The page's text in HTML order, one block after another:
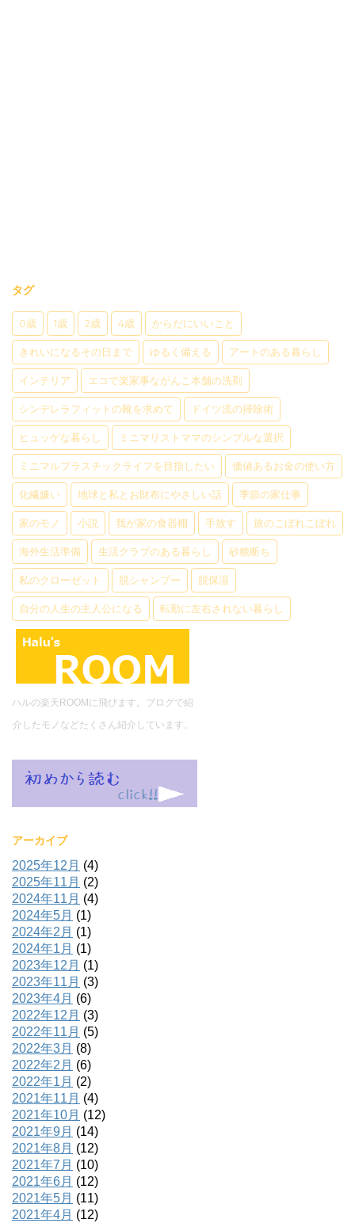
タグ
0歳 1歳 2歳 4歳 からだにいいこと
きれいになるその日まで ゆるく備える アートのある暮らし
インテリア エコで楽家事ながんこ本舗の洗剤
シンデレラフィットの靴を求めて ドイツ流の掃除術
ヒュッゲな暮らし ミニマリストママのシンプルな選択
ミニマルプラスチックライフを目指したい 価値あるお金の使い方
化繊嫌い 地球と私とお財布にやさしい話 季節の家仕事
家のモノ 小説 我が家の食器棚 手放す 旅のこぼれこぼれ
海外生活準備 生活クラブのある暮らし 砂糖断ち
私のクローゼット 脱シャンプー 脱保湿
自分の人生の主人公になる 転勤に左右されない暮らし
ハルの楽天ROOMに飛びます。ブログで紹
介したモノなどたくさん紹介しています。
アーカイブ
2025年12月 (4)
2025年11月 (2)
2024年11月 (4)
2024年5月 (1)
2024年2月 (1)
2024年1月 (1)
2023年12月 (1)
2023年11月 (3)
2023年4月 (6)
2022年12月 (3)
2022年11月 (5)
2022年3月 (8)
2022年2月 (6)
2022年1月 (2)
2021年11月 (4)
2021年10月 (12)
2021年9月 (14)
2021年8月 (12)
2021年7月 (10)
2021年6月 (12)
2021年5月 (11)
2021年4月 (12)